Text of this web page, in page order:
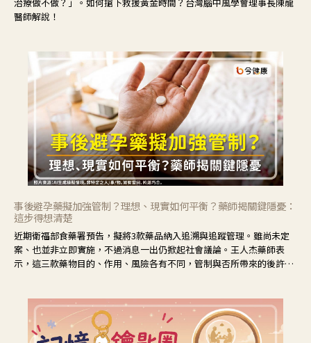
醫師解說！
事後避孕藥擬加強管制？理想、現實如何平衡？藥師揭關鍵隱憂：
這步得想清楚
近期衛福部食藥署預告，擬將3款藥品納入追溯與追蹤管理。雖尚未定
案、也並非立即實施，不過消息一出仍掀起社會議論。王人杰藥師表
示，這三款藥物目的、作用、風險各有不同，管制與否所帶來的後許影